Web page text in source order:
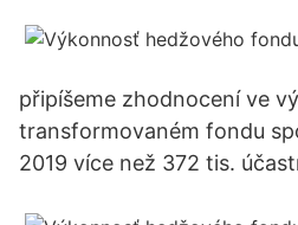
připíšeme zhodnocení ve
transformovaném fondu
2019 více než 372 tis.